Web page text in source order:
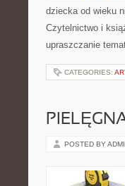
dziecka od wieku
Czytelnictwo i
upraszczanie
CATEGORIES:
POSTED BY